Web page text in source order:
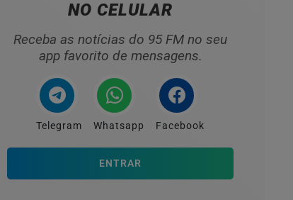
NO CELULAR
Receba as notícias do 95 FM no seu
app favorito de mensagens.
Telegram Whatsapp Facebook
ENTRAR